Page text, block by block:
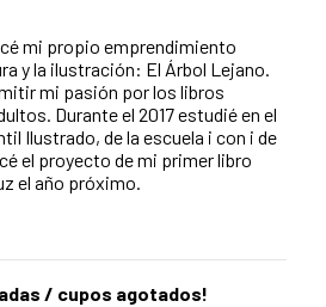
mi propio emprendimiento
y la ilustración: El Árbol Lejano.
mi pasión por los libros
Durante el 2017 estudié en el
Ilustrado, de la escuela i con i de
el proyecto de mi primer libro
el año próximo.
/ cupos agotados!